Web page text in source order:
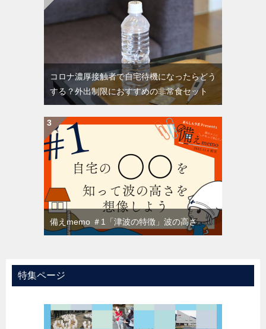
コロナ濃厚接触者で自宅待機になったらどう
する？外出制限におすすめの非常食セット
備えmemo ＃1「津波の特徴」波の高さ
特集ページ